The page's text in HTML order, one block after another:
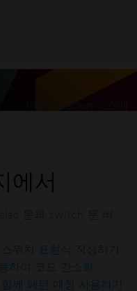
에서
문과 switch 문 비
위치 표현식 작성하기
하여 코드 간소화
함께 패턴 매칭 사용하기